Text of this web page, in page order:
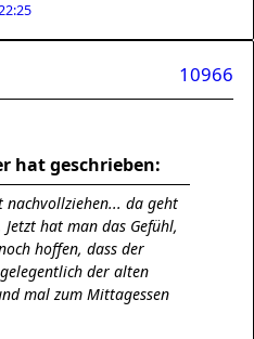
10966
hat geschrieben:
nachvollziehen... da geht
Jetzt hat man das Gefühl,
hoffen, dass der
der alten
mal zum Mittagessen